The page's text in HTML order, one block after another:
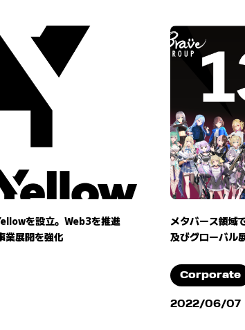
を設立。Web3を推進
業展開を強化
メタバース領域
及びグローバル
Corporate
2022/06/07